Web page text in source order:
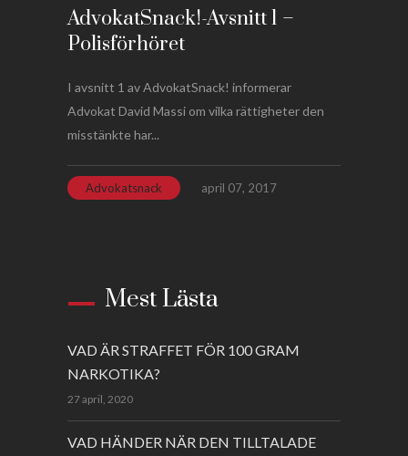
AdvokatSnack!-Avsnitt 1 –
Polisförhöret
I avsnitt 1 av AdvokatSnack! informerar
Advokat David Massi om vilka rättigheter den
misstänkte har...
Advokatsnack april 07, 2017
Mest Lästa
VAD ÄR STRAFFET FÖR 100 GRAM
NARKOTIKA?
27 april, 2020
VAD HÄNDER NÄR DEN TILLTALADE